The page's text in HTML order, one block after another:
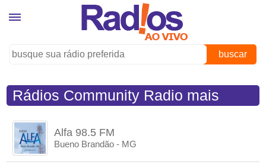
buscar
Rádios Community Radio mais
Alfa 98.5 FM
Bueno Brandão - MG